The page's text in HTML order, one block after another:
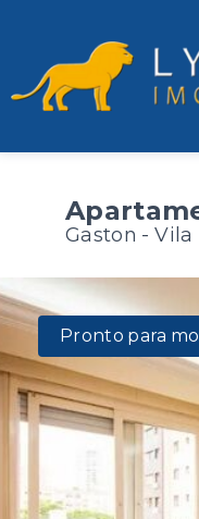
Gaston -Vila
Pronto para